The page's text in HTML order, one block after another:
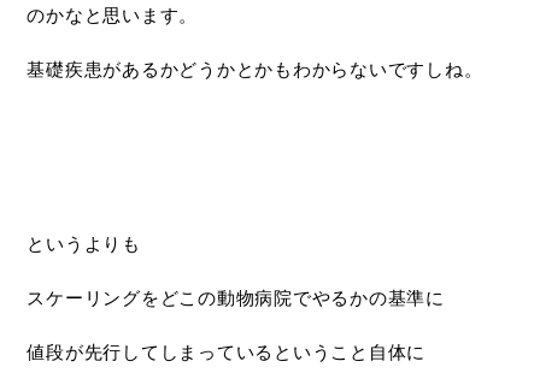
のかなと思います。
基礎疾患があるかどうかとかもわからないですしね。
というよりも
スケーリングをどこの動物病院でやるかの基準に
値段が先行してしまっているということ自体に